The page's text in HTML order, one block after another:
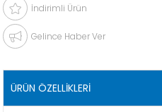
İndirimli Ürün
Gelince Haber Ver
ÜRÜN ÖZELLIKLERI